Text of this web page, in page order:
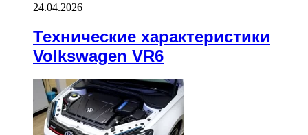
24.04.2026
Технические характеристики
Volkswagen VR6